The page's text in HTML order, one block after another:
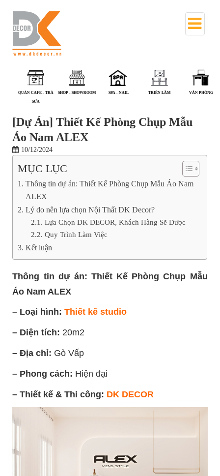
NHÀ PHỐ
PHÒNG KHÁM - NHÀ
QUÁN ĂN
QUÁN CAFE - TRÀ
SHOP - SHOWROOM
[Dự Án] Thiết Kế Phòng Chụp Mẫu
Áo Nam ALEX
10/12/2024
MỤC LỤC
Thông tin dự án: Thiết Kế Phòng Chụp Mẫu Áo Nam
ALEX
Lý do nên lựa chọn Nội Thất DK Decor?
Lựa Chọn DK DECOR, Khách Hàng Sẽ Được
Quy Trình Làm Việc
Kết luận
Thông tin dự án: Thiết Kế Phòng Chụp Mẫu
Áo Nam ALEX
– Loại hình:Thiết kế studio
– Diện tích: 20m2
– Địa chỉ: Gò Vấp
– Phong cách: Hiện đại
– Thiết kế & Thi công: DK DECOR